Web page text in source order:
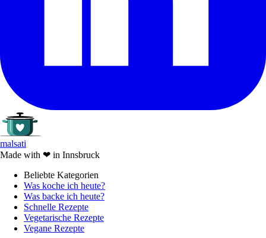
malsati
Made with ❤ in Innsbruck
Beliebte Kategorien
Was koche ich heute?
Was backe ich heute?
Schnelle Rezepte
Vegetarische Rezepte
Vegane Rezepte